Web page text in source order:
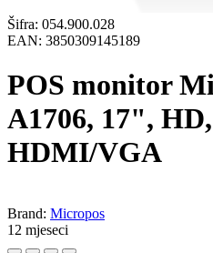
Šifra: 054.900.028
EAN: 3850309145189
POS monitor
A1706, 17",
HDMI/VGA
Brand: Micropos
12 mjeseci